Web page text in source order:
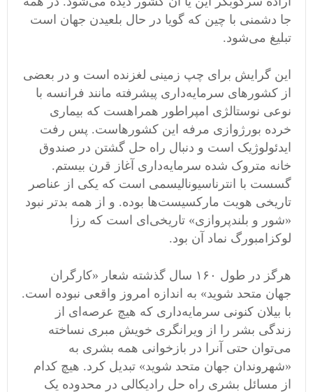
جا دشمنی با چین که گویا در حال بلعیدن جهان است
تبلیغ می‌شود.
این گرایش برای چپ زمینی لغزنده است و در بعضی
از کشورهای سرمایه‌داری پیشرفته مانند فرانسه با
نوعی نوستالژی امپراطور همراهست که بیماری
خرده بورژوازی مرفه این کشورهاست. پس رفت
ایدئولوژیک است و دنبال راه حل گشتن در صندوق
خانه متروک شده سرمایه‌داری آغاز قرن بیستم.
گسست با انترناسیونالیسمی ‌است که یکی از عناصر
تاریخی هویت مارکسیست‌ها بوده. و از همه بدتر نبود
«شور و بلندپروازی» تاریخی‌ای است که رزا
لوکزامبورگ نماد آن بود.
هرگز در طول ۱۶۰ سال گذشته شعار «کارگران
جهان متحد شوید» به اندازه امروز واقعی نبوده است.
با بیلان کنونی سرمایه‌داری که هیچ عرصه‌ای از
زندگی بشر را از ویرانگری خویش مبری نساخته
می‌توان حتی آنرا در بازخوانی همه بشری به
«شهروندان جهان متحد شوید» تبدیل کرد. هیچ کدام
از مسائل بشری راه حل رادیکالی در محدوده یک